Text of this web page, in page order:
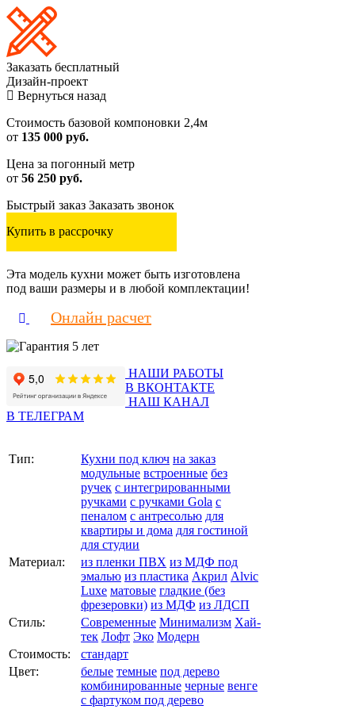
Заказать бесплатный
Дизайн-проект
Вернуться назад
Стоимость базовой компоновки 2,4м
от 135 000 руб.
Цена за погонный метр
от 56 250 руб.
Быстрый заказ Заказать звонок
Купить в рассрочку
Эта модель кухни может быть изготовлена
под ваши размеры и в любой комплектации!
Онлайн расчет
НАШИ РАБОТЫ
В ВКОНТАКТЕ
НАШ КАНАЛ
В ТЕЛЕГРАМ
Тип: Кухни под ключ на заказ
модульные встроенные без
ручек с интегрированными
ручками с ручками Gola с
пеналом с антресолью для
квартиры и дома для гостиной
для студии
Материал:
из пленки ПВХ из МДФ под
эмалью из пластика Акрил Alvic
Luxe матовые гладкие (без
фрезеровки) из МДФ из ЛДСП
Стиль:
Современные Минимализм Хай-
тек Лофт Эко Модерн
Стоимость:
стандарт
Цвет:
белые темные под дерево
комбинированные черные венге
с фартуком под дерево